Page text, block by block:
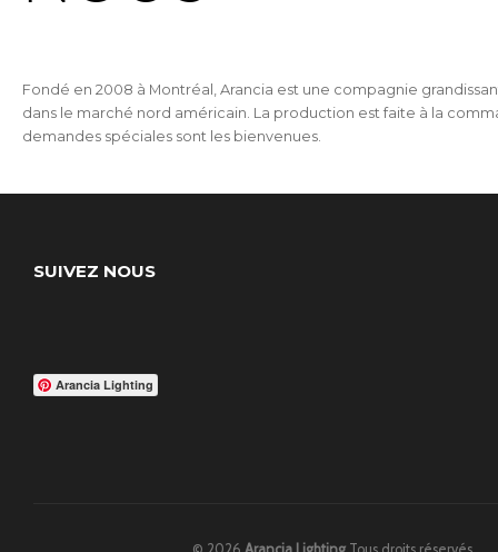
Fondé en 2008 à Montréal, Arancia est une compagnie
dans le marché nord américain. La production est faite à la
demandes spéciales sont les bienvenues.
SUIVEZ NOUS
Arancia Lighting